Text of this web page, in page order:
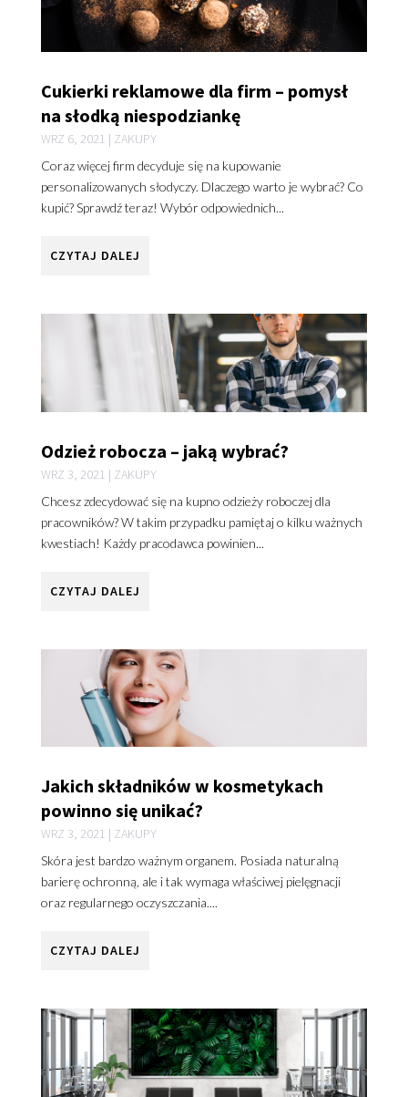
Cukierki reklamowe dla firm – pomysł
na słodką niespodziankę
WRZ 6, 2021 | ZAKUPY
Coraz więcej firm decyduje się na kupowanie
personalizowanych słodyczy. Dlaczego warto je wybrać? Co
kupić? Sprawdź teraz! Wybór odpowiednich...
CZYTAJ DALEJ
Odzież robocza – jaką wybrać?
WRZ 3, 2021 | ZAKUPY
Chcesz zdecydować się na kupno odzieży roboczej dla
pracowników? W takim przypadku pamiętaj o kilku ważnych
kwestiach! Każdy pracodawca powinien...
CZYTAJ DALEJ
Jakich składników w kosmetykach
powinno się unikać?
WRZ 3, 2021 | ZAKUPY
Skóra jest bardzo ważnym organem. Posiada naturalną
barierę ochronną, ale i tak wymaga właściwej pielęgnacji
oraz regularnego oczyszczania....
CZYTAJ DALEJ